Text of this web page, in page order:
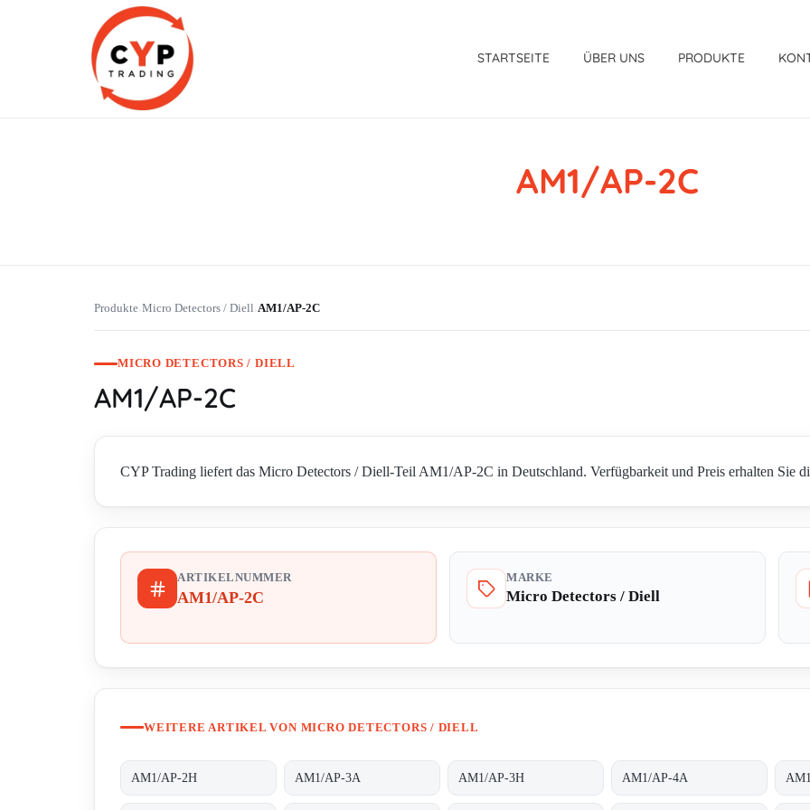
STARTSEITE ÜBER UNS PRODUKTE
AM1/AP-2C
Produkte›Micro Detectors / Diell›AM1/AP-2C
MICRO DETECTORS / DIELL
AM1/AP-2C
CYP Trading liefert das Micro Detectors / Diell-Teil AM1/AP-2C in Deutschland. Verfügbarkeit und Preis erhalten Sie
ARTIKELNUMMER
AM1/AP-2C
MARKE
Micro Detectors / Diell
WEITERE ARTIKEL VON MICRO DETECTORS / DIELL
AM1/AP-2H AM1/AP-3A AM1/AP-3H AM1/AP-4A